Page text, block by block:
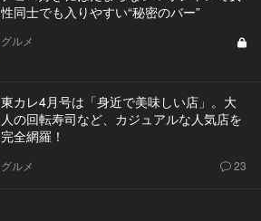
性同士でも入りやすい“秘密のバー”
グルメ
東カレ4月号は「身近で美味しい店」。大
人の回転寿司など、カジュアルな人気店を
完全網羅！
グルメ 23